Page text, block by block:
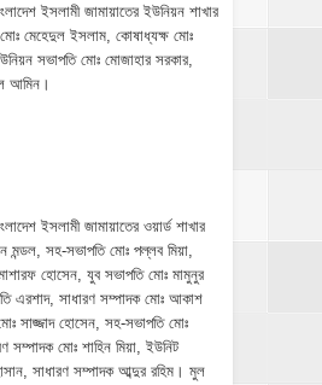
ইসলামী জামায়াতের ইউনিয়ন শাখার
মেহেদুল ইসলাম, কোষাধ্যক্ষ মোঃ
সভাপতি মোঃ মোজাহার সরকার,
আমিন।
ইসলামী জামায়াতের ওয়ার্ড শাখার
সহ-সভাপতি মোঃ পল্লব মিয়া,
হোসেন, যুব সভাপতি মোঃ মামুনুর
এরশাদ, সাধারণ সম্পাদক মোঃ আকাশ
সাজ্জাদ হোসেন, সহ-সভাপতি মোঃ
মোঃ শাহিন মিয়া, ইউনিট
সাধারণ সম্পাদক আব্দুর রহিম। মুল